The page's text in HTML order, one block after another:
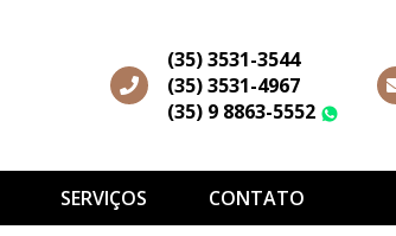
(35) 3531-3544
(35) 3531-4967
(35) 9 8863-5552
SERVIÇOS CONTATO